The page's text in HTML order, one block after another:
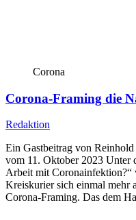
Corona
Corona-Framing die
Redaktion
Ein Gastbeitrag von
vom 11. Oktober 2023 Unter
Arbeit mit Coronainfektion?“
Kreiskurier sich einmal mehr
Corona-Framing. Das dem